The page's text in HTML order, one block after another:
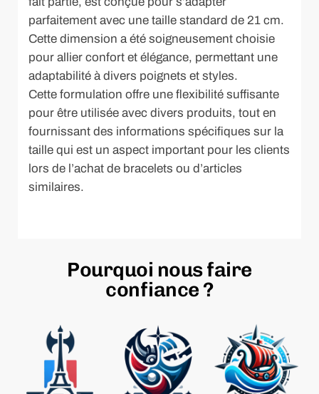
parfaitement avec une taille standard de 21 cm.
Cette dimension a été soigneusement choisie
pour allier confort et élégance, permettant une
adaptabilité à divers poignets et styles.
Cette formulation offre une flexibilité suffisante
pour être utilisée avec divers produits, tout en
fournissant des informations spécifiques sur la
taille qui est un aspect important pour les clients
lors de l’achat de bracelets ou d’articles
similaires.
Pourquoi nous faire
confiance ?